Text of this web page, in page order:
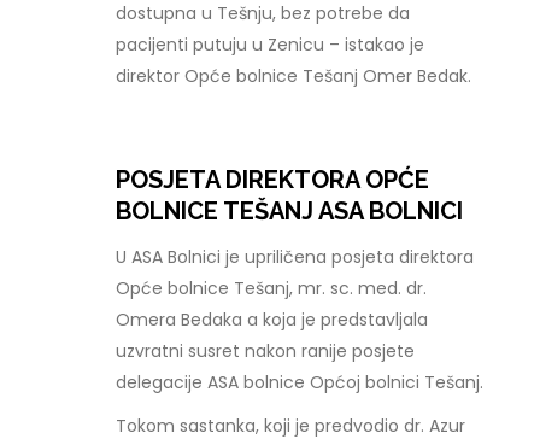
dostupna u Tešnju, bez potrebe da
pacijenti putuju u Zenicu – istakao je
direktor Opće bolnice Tešanj Omer Bedak.
POSJETA DIREKTORA OPĆE
BOLNICE TEŠANJ ASA BOLNICI
U ASA Bolnici je upriličena posjeta direktora
Opće bolnice Tešanj, mr. sc. med. dr.
Omera Bedaka a koja je predstavljala
uzvratni susret nakon ranije posjete
delegacije ASA bolnice Općoj bolnici Tešanj.
Tokom sastanka, koji je predvodio dr. Azur